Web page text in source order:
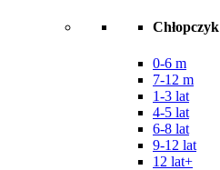
Chłopczyk
0-6 m
7-12 m
1-3 lat
4-5 lat
6-8 lat
9-12 lat
12 lat+